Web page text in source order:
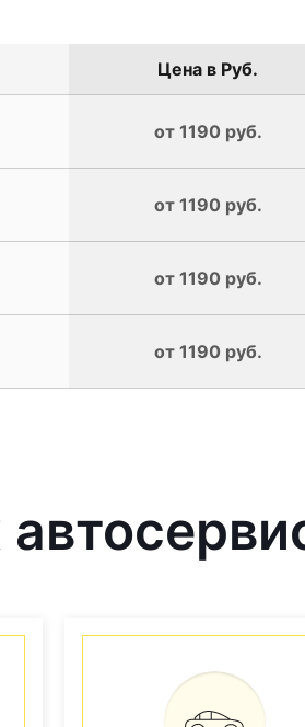
Цена в Руб.
от 1190 руб.
от 1190 руб.
от 1190 руб.
от 1190 руб.